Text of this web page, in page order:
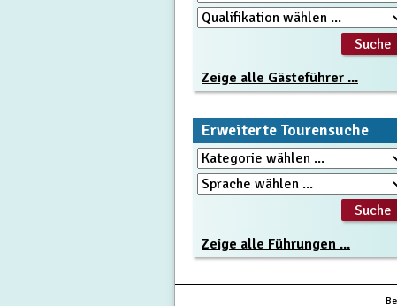
Zeige alle Gästeführer ...
Erweiterte Tourensuche
Zeige alle Führungen ...